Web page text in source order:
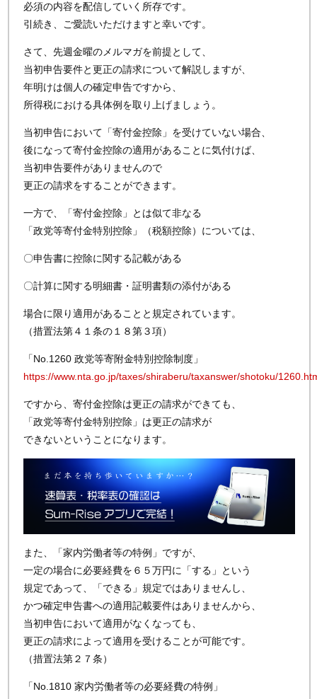
必須の内容を配信していく所存です。
引続き、ご愛読いただけますと幸いです。
さて、先週金曜のメルマガを前提として、
当初申告要件と更正の請求について解説しますが、
年明けは個人の確定申告ですから、
所得税における具体例を取り上げましょう。
当初申告において「寄付金控除」を受けていない場合、
後になって寄付金控除の適用があることに気付けば、
当初申告要件がありませんので
更正の請求をすることができます。
一方で、「寄付金控除」とは似て非なる
「政党等寄付金特別控除」（税額控除）については、
〇申告書に控除に関する記載がある
〇計算に関する明細書・証明書類の添付がある
場合に限り適用があることと規定されています。
（措置法第４１条の１８第３項）
「No.1260 政党等寄附金特別控除制度」
https://www.nta.go.jp/taxes/shiraberu/taxanswer/shotoku/
ですから、寄付金控除は更正の請求ができても、
「政党等寄付金特別控除」は更正の請求が
できないということになります。
また、「家内労働者等の特例」ですが、
一定の場合に必要経費を６５万円に「する」という
規定であって、「できる」規定ではありませんし、
かつ確定申告書への適用記載要件はありませんから、
当初申告において適用がなくなっても、
更正の請求によって適用を受けることが可能です。
（措置法第２７条）
「No.1810 家内労働者等の必要経費の特例」